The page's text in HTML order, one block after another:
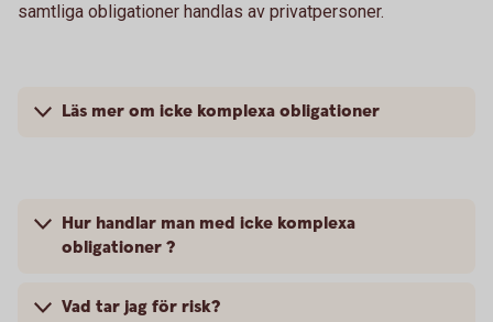
samtliga obligationer handlas av privatpersoner.
Läs mer om icke komplexa obligationer
Hur handlar man med icke komplexa
obligationer ?
Vad tar jag för risk?